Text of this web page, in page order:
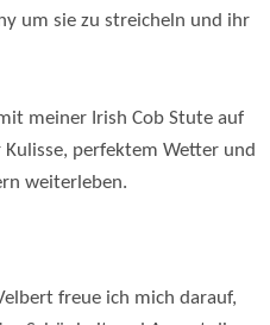
um sie zu streicheln und ihr
meiner Irish Cob Stute auf
perfektem Wetter und
weiterleben.
freue ich mich darauf,